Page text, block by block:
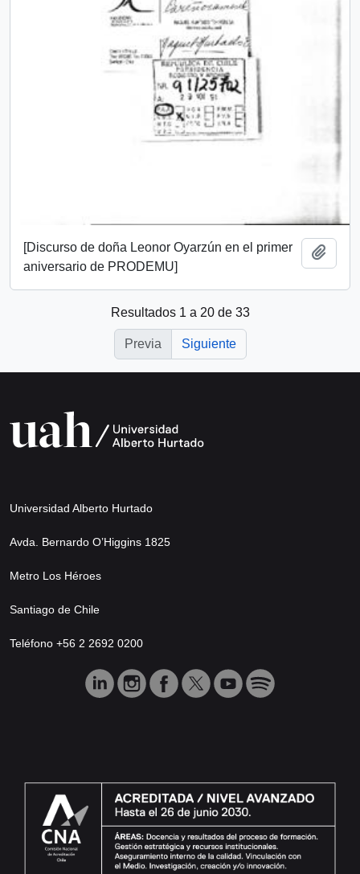
[Discurso de doña Leonor Oyarzún en el primer
aniversario de PRODEMU]
Resultados 1 a 20 de 33
Previa Siguiente
Universidad Alberto Hurtado
Avda. Bernardo O’Higgins 1825
Metro Los Héroes
Santiago de Chile
Teléfono +56 2 2692 0200